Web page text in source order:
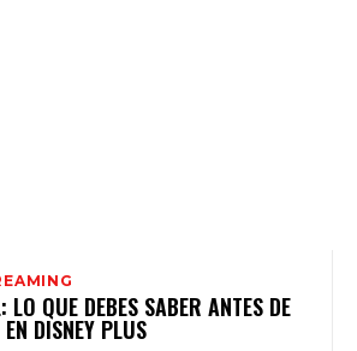
LO QUE DEBES SABER ANTES DE
DISNEY PLUS